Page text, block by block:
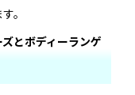
。
とボディーランゲ